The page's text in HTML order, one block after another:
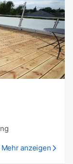
Mehr anzeigen